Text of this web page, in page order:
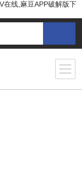
在线,麻豆APP破解版下